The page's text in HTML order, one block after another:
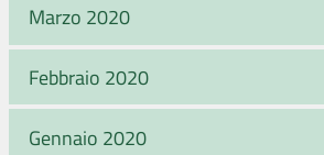
Marzo 2020
Febbraio 2020
Gennaio 2020